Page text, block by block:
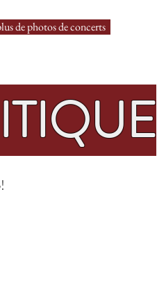
de photos de concerts